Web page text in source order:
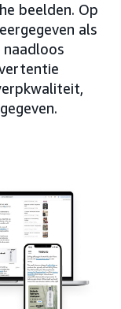
beelden. Op
als